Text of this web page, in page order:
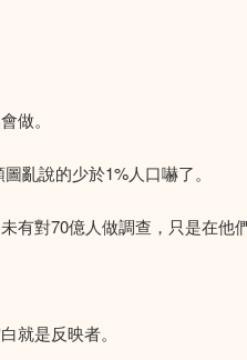
做。
亂說的少於1%人口嚇了。
有對70億人做調查，只是在他
就是反映者。